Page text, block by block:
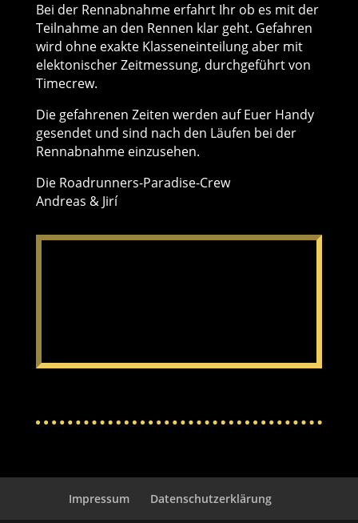
Bei der Rennabnahme erfahrt Ihr ob es mit der
Teilnahme an den Rennen klar geht. Gefahren
wird ohne exakte Klasseneinteilung aber mit
elektonischer Zeitmessung, durchgeführt von
Timecrew.
Die gefahrenen Zeiten werden auf Euer Handy
gesendet und sind nach den Läufen bei der
Rennabnahme einzusehen.
Die Roadrunners-Paradise-Crew
Andreas & Jirí
Impressum Datenschutzerklärung